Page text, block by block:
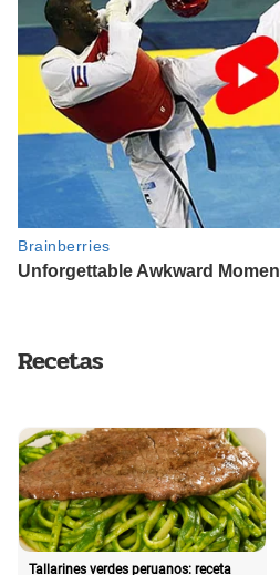
Recetas
Tallarines verdes peruanos: receta